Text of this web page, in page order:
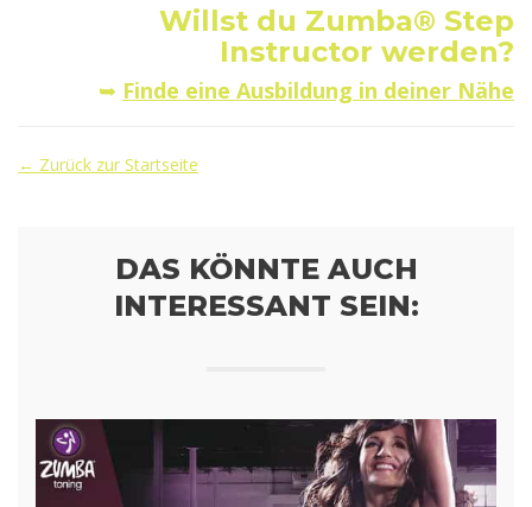
Willst du Zumba® Step
Instructor werden?
➥ Finde eine Ausbildung in deiner Nähe
← Zurück zur Startseite
DAS KÖNNTE AUCH
INTERESSANT SEIN: